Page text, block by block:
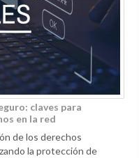
claves para
en la red
de los derechos
la protección de